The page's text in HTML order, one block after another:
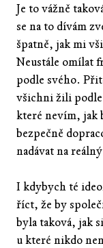
Je to vážně
se na to dívám
špatně, jak mi
Neustále omílat
podle svého.
všichni žili
které nevím, jak
bezpečně
nadávat na
I kdybych té
říct, že by
byla taková, jak
u které nikdo